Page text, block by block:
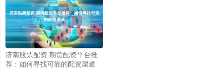
济南股票配资 期货配资平台推
荐：如何寻找可靠的配资渠道